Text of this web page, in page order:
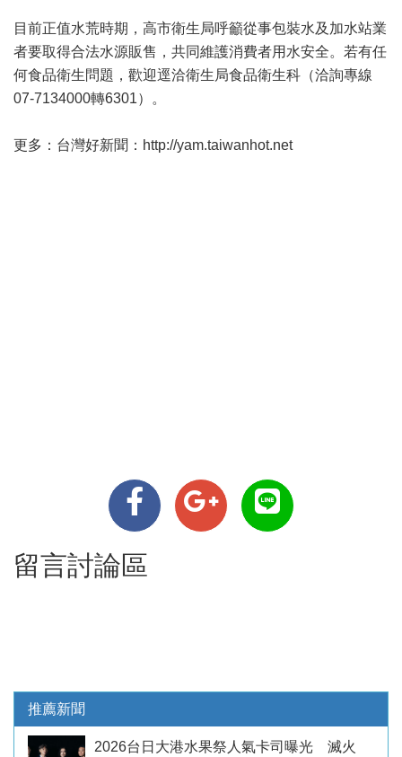
目前正值水荒時期，高市衛生局呼籲從事包裝水及加水站業
者要取得合法水源販售，共同維護消費者用水安全。若有任
何食品衛生問題，歡迎逕洽衛生局食品衛生科（洽詢專線
07-7134000轉6301）。
更多：台灣好新聞：http://yam.taiwanhot.net
留言討論區
推薦新聞
2026台日大港水果祭人氣卡司曝光 滅火